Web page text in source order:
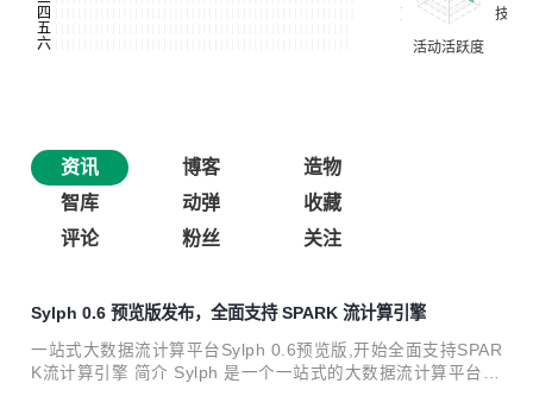
资讯 博客
造物
智库
动弹
收藏
评论
粉丝 关注
Sylph 0.6 预览版发布，全面支持 SPARK 流计算引擎
一站式大数据流计算平台Sylph 0.6预览版,开始全面支持SPAR
K流计算引擎 简介 Sylph 是一个一站式的大数据流计算平台，